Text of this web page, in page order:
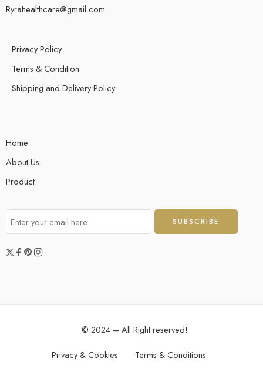
Ryrahealthcare@gmail.com
Privacy Policy
Terms & Condition
Shipping and Delivery Policy
Home
About Us
Product
© 2024 – All Right reserved!
Privacy & Cookies Terms & Conditions